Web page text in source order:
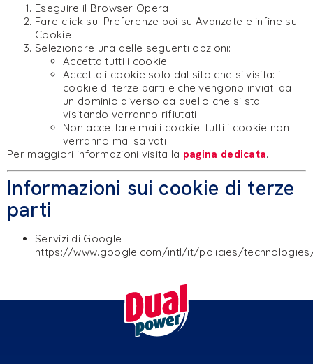
Eseguire il Browser Opera
Fare click sul Preferenze poi su Avanzate e infine su
Cookie
Selezionare una delle seguenti opzioni:
Accetta tutti i cookie
Accetta i cookie solo dal sito che si visita: i
cookie di terze parti e che vengono inviati da
un dominio diverso da quello che si sta
visitando verranno rifiutati
Non accettare mai i cookie: tutti i cookie non
verranno mai salvati
Per maggiori informazioni visita la pagina dedicata.
Informazioni sui cookie di terze
parti
Servizi di Google
https://www.google.com/intl/it/policies/